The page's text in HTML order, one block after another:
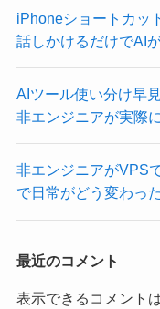
iPhoneショートカッ
話しかけるだけでAI
AIツール使い分け早
非エンジニアが実際
非エンジニアがVPS
で日常がどう変わっ
最近のコメント
表示できるコメント